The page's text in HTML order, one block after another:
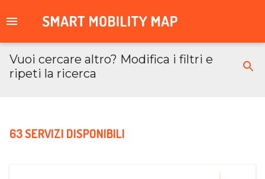
Vuoi cercare altro? Modifica i filtri e
ripeti la ricerca
63 SERVIZI DISPONIBILI